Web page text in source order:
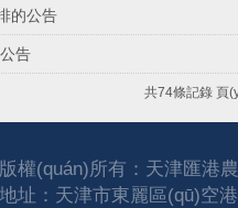
的公告
告
共74條記錄 頁
版權(quán)所有：天津匯港
地址：天津市東麗區(qū)空